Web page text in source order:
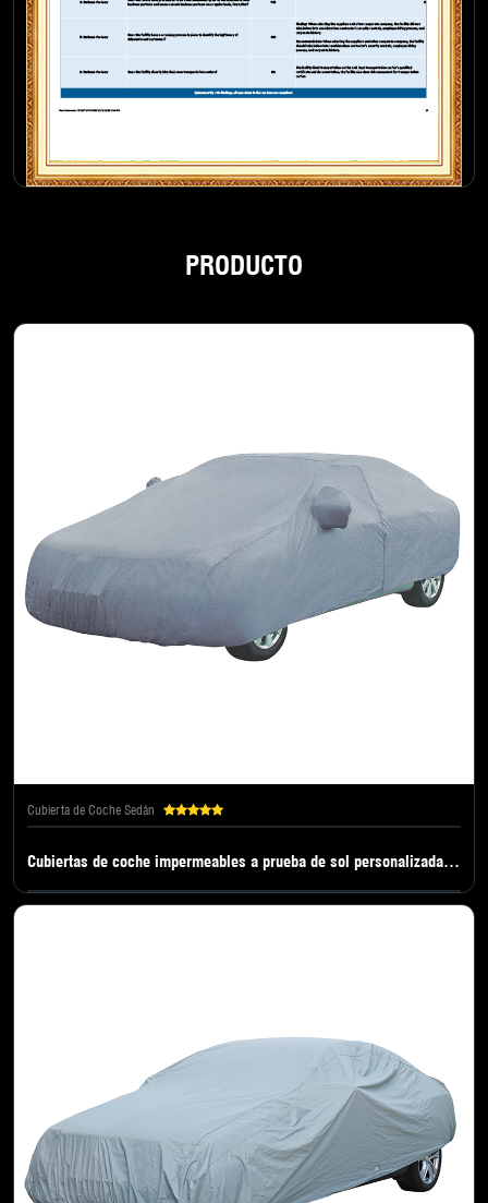
PRODUCTO
Cubierta de Coche Sedán
Cubiertas de coche impermeables a prueba de sol personalizadas de gran venta para coche suv